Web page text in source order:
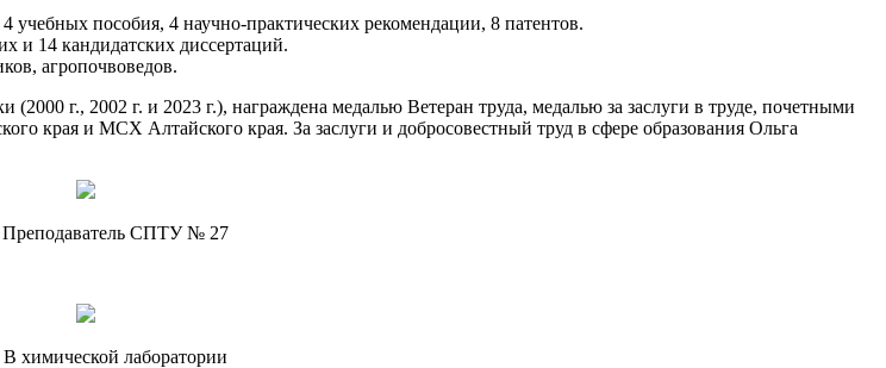
учебных пособия, 4 научно-практических рекомендации, 8 патентов.
и 14 кандидатских диссертаций.
агропочвоведов.
г., 2002 г. и 2023 г.), награждена медалью Ветеран труда, медалью за заслуги в труде, почетными
края и МСХ Алтайского края. За заслуги и добросовестный труд в сфере образования Ольга
Преподаватель СПТУ № 27
В химической лаборатории